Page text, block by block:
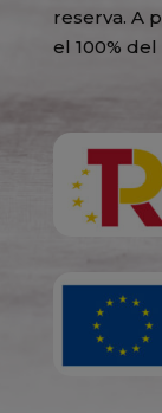
reserva. A
el 100%